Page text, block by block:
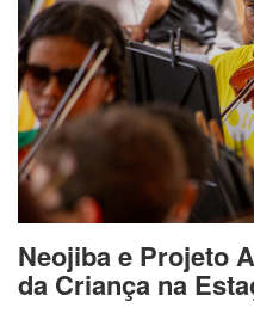
Neojiba e Projeto
da Criança na